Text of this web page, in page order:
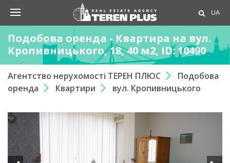
UA
Подобова оренда - Квартира на вул.
Кропивницького, 18, 40 м2, ID: 10490
Агентство нерухомості ТЕРЕН ПЛЮС
Подобова
оренда
Квартири вул. Кропивницького